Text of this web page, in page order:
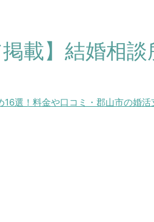
掲載】結婚相
16選！料金や口コミ・郡山市の婚活